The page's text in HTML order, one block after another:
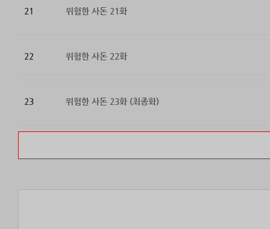
21 위험한 사돈 21화
22 위험한 사돈 22화
23 위험한 사돈 23화 (최종화)